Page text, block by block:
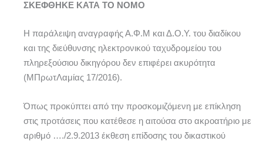
ΣΚΕΦΘΗΚΕ ΚΑΤΑ ΤΟ ΝΟΜΟ
Η παράλειψη αναγραφής Α.Φ.Μ και Δ.Ο.Υ. του διαδίκου
και της διεύθυνσης ηλεκτρονικού ταχυδρομείου του
πληρεξούσιου δικηγόρου δεν επιφέρει ακυρότητα
(ΜΠρωτΛαμίας 17/2016).
Όπως προκύπτει από την προσκομιζόμενη με επίκληση
στις προτάσεις που κατέθεσε η αιτούσα στο ακροατήριο με
αριθμό …./2.9.2013 έκθεση επίδοσης του δικαστικού